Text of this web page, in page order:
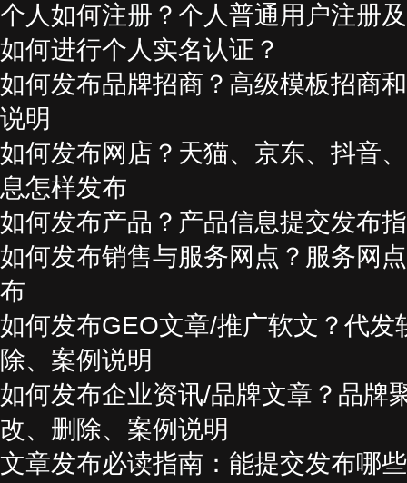
个人如何注册？个人普通用户注册
如何进行个人实名认证？
如何发布品牌招商？高级模板招商
说明
如何发布网店？天猫、京东、抖音
息怎样发布
如何发布产品？产品信息提交发布
如何发布销售与服务网点？服务网
布
如何发布GEO文章/推广软文？代
除、案例说明
如何发布企业资讯/品牌文章？品牌
改、删除、案例说明
文章发布必读指南：能提交发布哪